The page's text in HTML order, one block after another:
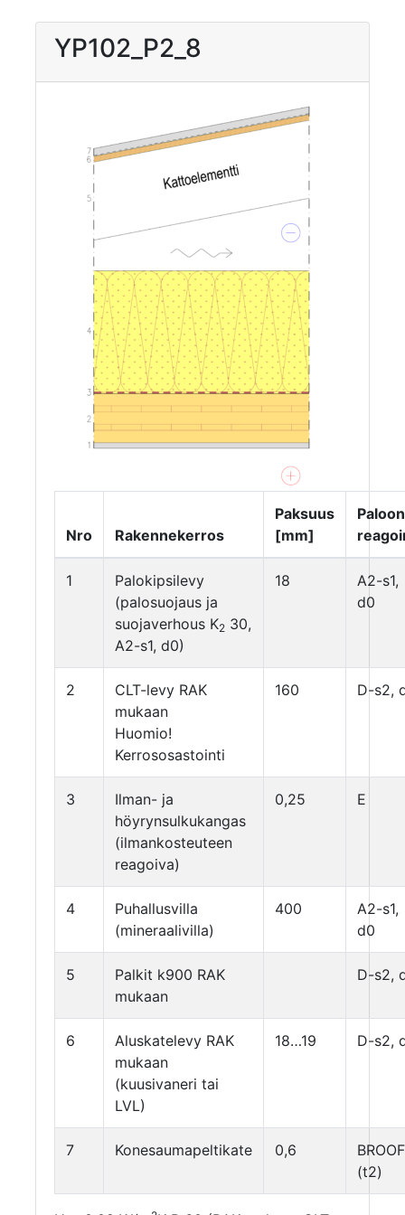
YP102_P2_8
Nro Rakennekerros
Paksuus
[mm]
Paloon
1
Palokipsilevy
(palosuojaus ja
suojaverhous K2 30,
A2-s1, d0)
18
A2-s1,
d0
2
CLT-levy RAK
mukaan
Huomio!
Kerrososastointi
160 D-s2,
3
Ilman- ja
höyrynsulkukangas
(ilmankosteuteen
reagoiva)
0,25 E
4
Puhallusvilla
(mineraalivilla)
400
A2-s1,
d0
5
Palkit k900 RAK
mukaan
D-s2,
6
Aluskatelevy RAK
mukaan
(kuusivaneri tai
LVL)
18…19 D-s2,
7 Konesaumapeltikate 0,6
BROOF
(t2)